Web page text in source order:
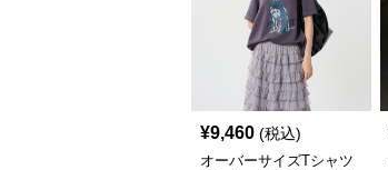
¥9,460 (税込)
オーバーサイズTシャツ